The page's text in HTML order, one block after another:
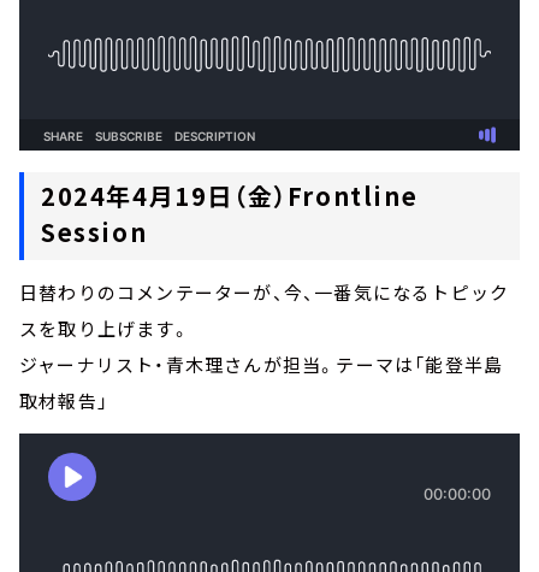
2024年4月19日（金）Frontline
Session
日替わりのコメンテーターが、今、一番気になるトピック
スを取り上げます。
ジャーナリスト・青木理さんが担当。テーマは「能登半島
取材報告」